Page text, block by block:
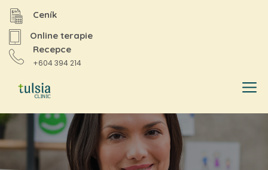
Ceník
Online terapie
Recepce
+604 394 214